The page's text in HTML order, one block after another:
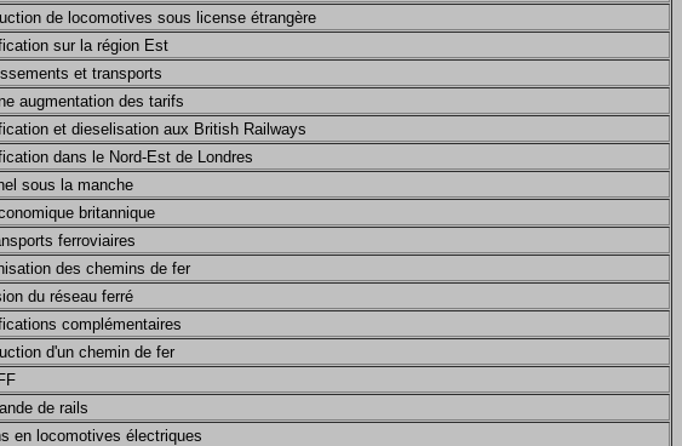
de locomotives sous license étrangère
sur la région Est
et transports
augmentation des tarifs
et dieselisation aux British Railways
dans le Nord-Est de Londres
sous la manche
britannique
ferroviaires
des chemins de fer
du réseau ferré
complémentaires
d'un chemin de fer
de rails
en locomotives électriques